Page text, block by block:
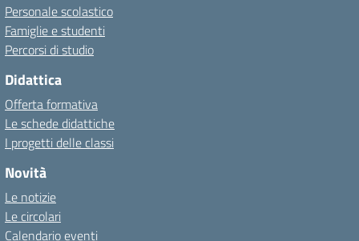
Personale scolastico
Famiglie e studenti
Percorsi di studio
Didattica
Offerta formativa
Le schede didattiche
I progetti delle classi
Novità
Le notizie
Le circolari
Calendario eventi